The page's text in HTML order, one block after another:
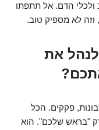
ולכלי הדם. אל תתפתו
וזה לא מספיק טוב.
את
פקקים. הכל
"בראש שלכם". הוא